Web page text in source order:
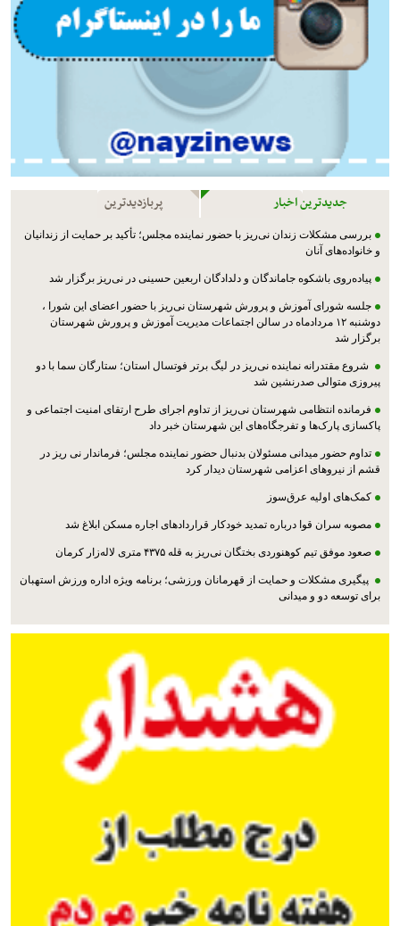
جدیدترین اخبار پربازدیدترین
بررسی مشکلات زندان نی‌ریز با حضور نماینده مجلس؛ تأکید بر حمایت از زندانیان
و خانواده‌های آنان
پیاده‌روی باشکوه جاماندگان و دلدادگان اربعین حسینی در نی‌ریز برگزار شد
جلسه شورای آموزش و پرورش شهرستان نی‌ریز با حضور اعضای این شورا ،
دوشنبه ۱۲ مردادماه در سالن اجتماعات مدیریت آموزش و پرورش شهرستان
برگزار شد
شروع مقتدرانه نماینده نی‌ریز در لیگ برتر فوتسال استان؛ ستارگان سما با دو
پیروزی متوالی صدرنشین شد
فرمانده انتظامی شهرستان نی‌ریز از تداوم اجرای طرح ارتقای امنیت اجتماعی و
پاکسازی پارک‌ها و تفرجگاه‌های این شهرستان خبر داد
تداوم حضور میدانی مسئولان بدنبال حضور نماینده مجلس؛ فرماندار نی ریز در
قشم از نیروهای اعزامی شهرستان دیدار کرد
کمک‌های اولیه عرق‌سوز
مصوبه سران قوا درباره تمدید خودکار قراردادهای اجاره مسکن ابلاغ شد
صعود موفق تیم کوهنوردی بختگان نی‌ریز به قله ۴۳۷۵ متری لاله‌زار کرمان
پیگیری مشکلات و حمایت از قهرمانان ورزشی؛ برنامه ویژه اداره ورزش استهبان
برای توسعه دو و میدانی